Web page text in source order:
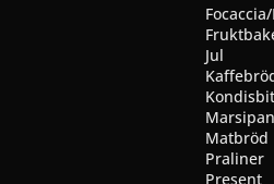
Jul
Marsipan
Matbröd
Praliner
Present